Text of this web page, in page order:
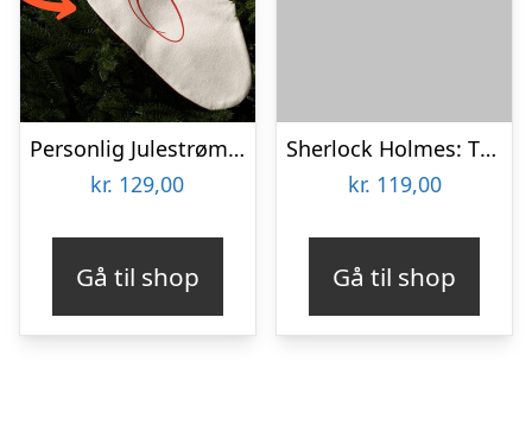
Personlig Julestrømpe med Tekst
kr. 129,00
Gå til shop
Sherlock Holmes: The Case of the Smoking Pipe
kr. 119,00
Gå til shop